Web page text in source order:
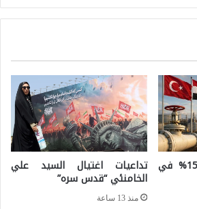
الحصة التركية البالغة 15% في تداعيات اغتيال السيد علي
الخامنئي “قدس سره”
منذ 13 ساعة